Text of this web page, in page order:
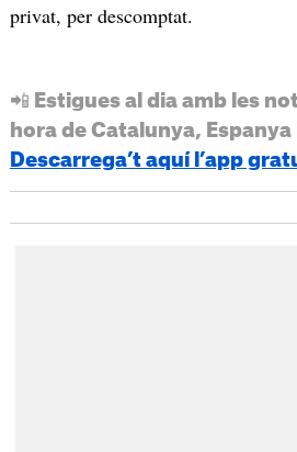
privat, per descomptat.
📲 Estigues al dia amb les
hora de Catalunya,
Descarrega’t aquí l’app